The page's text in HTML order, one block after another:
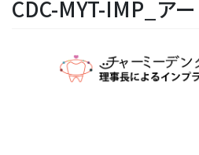
CDC-MYT-IMP_ア